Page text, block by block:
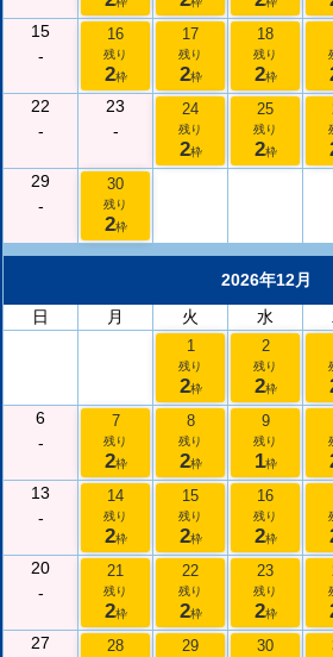
15
-
16
残り
2枠
17
残り
2枠
18
残り
2枠
22
-
23
-
24
残り
2枠
25
残り
2枠
29
-
30
残り
2枠
2026年12月
日
月 火 水
1
残り
2枠
2
残り
2枠
6
-
7
残り
2枠
8
残り
2枠
9
残り
1枠
13
-
14
残り
2枠
15
残り
2枠
16
残り
2枠
20
-
21
残り
2枠
22
残り
2枠
23
残り
2枠
27
28 29 30